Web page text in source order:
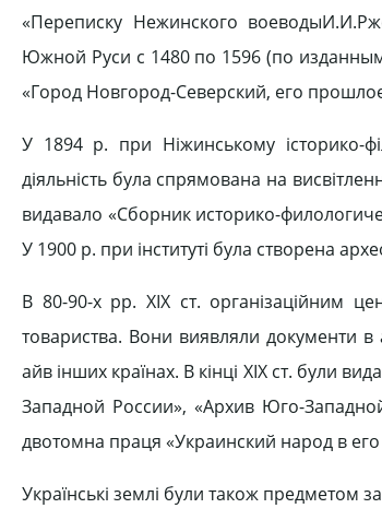
«Переписку Нежинского
Южной Руси с 1480 по 1596 (по
«Город Новгород-Северский, его
У 1894 р. при Ніжинському історико-
діяльність була спрямована на
видавало «Сборник историко-
У 1900 р. при інституті була створена
В 80-90-х pp. XIX ст. організаційним
товариства. Вони виявляли документи в
айв інших країнах. В кінці XIX ст. були
Западной России», «Архив Юго-
двотомна праця «Украинский народ в
Українські землі були також предметом